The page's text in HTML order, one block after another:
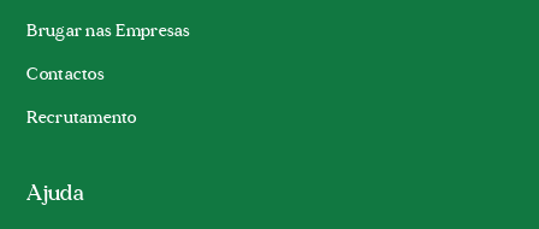
Brugar nas Empresas
Contactos
Recrutamento
Ajuda